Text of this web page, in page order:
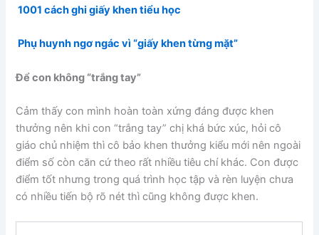
1001 cách ghi giấy khen tiểu học
Phụ huynh ngơ ngác vì “giấy khen từng mặt”
Để con không “trắng tay”
Cảm thấy con mình hoàn toàn xứng đáng được khen
thưởng nên khi con “trắng tay” chị khá bức xúc, hỏi cô
giáo chủ nhiệm thì cô bảo khen thưởng kiểu mới nên ngoài
điểm số còn căn cứ theo rất nhiều tiêu chí khác. Con được
điểm tốt nhưng trong quá trình học tập và rèn luyện chưa
có nhiều tiến bộ rõ nét thì cũng không được khen.